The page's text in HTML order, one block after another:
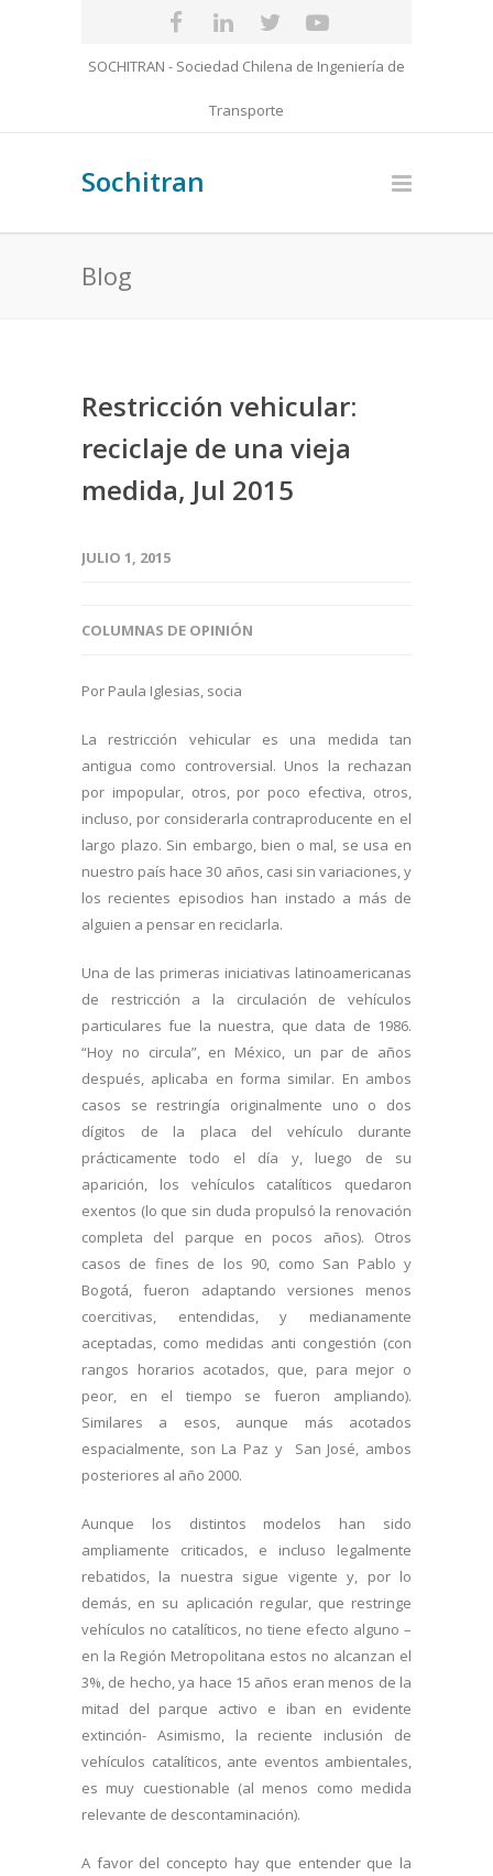
SOCHITRAN - Sociedad Chilena de Ingeniería de
Transporte
Sochitran
Blog
Restricción vehicular:
reciclaje de una vieja
medida, Jul 2015
JULIO 1, 2015
COLUMNAS DE OPINIÓN
Por Paula Iglesias, socia
La restricción vehicular es una medida tan
antigua como controversial. Unos la rechazan
por impopular, otros, por poco efectiva, otros,
incluso, por considerarla contraproducente en el
largo plazo. Sin embargo, bien o mal, se usa en
nuestro país hace 30 años, casi sin variaciones, y
los recientes episodios han instado a más de
alguien a pensar en reciclarla.
Una de las primeras iniciativas latinoamericanas
de restricción a la circulación de vehículos
particulares fue la nuestra, que data de 1986.
“Hoy no circula”, en México, un par de años
después, aplicaba en forma similar. En ambos
casos se restringía originalmente uno o dos
dígitos de la placa del vehículo durante
prácticamente todo el día y, luego de su
aparición, los vehículos catalíticos quedaron
exentos (lo que sin duda propulsó la renovación
completa del parque en pocos años). Otros
casos de fines de los 90, como San Pablo y
Bogotá, fueron adaptando versiones menos
coercitivas, entendidas, y medianamente
aceptadas, como medidas anti congestión (con
rangos horarios acotados, que, para mejor o
peor, en el tiempo se fueron ampliando).
Similares a esos, aunque más acotados
espacialmente, son La Paz y San José, ambos
posteriores al año 2000.
Aunque los distintos modelos han sido
ampliamente criticados, e incluso legalmente
rebatidos, la nuestra sigue vigente y, por lo
demás, en su aplicación regular, que restringe
vehículos no catalíticos, no tiene efecto alguno –
en la Región Metropolitana estos no alcanzan el
3%, de hecho, ya hace 15 años eran menos de la
mitad del parque activo e iban en evidente
extinción- Asimismo, la reciente inclusión de
vehículos catalíticos, ante eventos ambientales,
es muy cuestionable (al menos como medida
relevante de descontaminación).
A favor del concepto hay que entender que la